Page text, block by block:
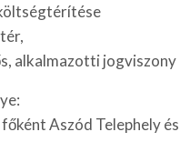
alkalmazotti jogviszony
Aszód Telephely